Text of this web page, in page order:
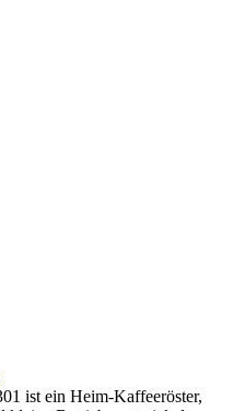
ist ein Heim-Kaffeeröster,